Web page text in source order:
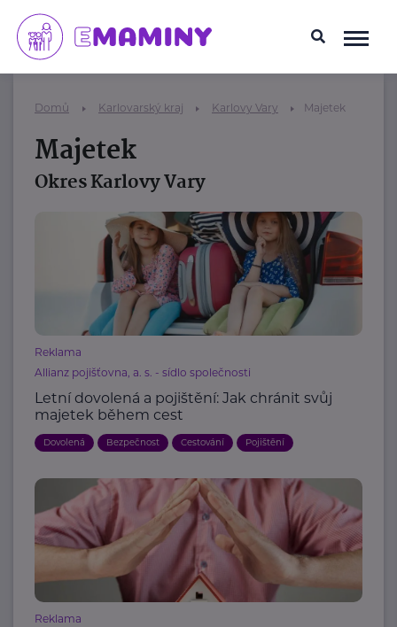
Domů Karlovarský kraj Karlovy Vary Majetek
Majetek
Okres Karlovy Vary
Reklama
Allianz pojišťovna, a. s. - sídlo společnosti
Letní dovolená a pojištění: Jak chránit svůj
majetek během cest
Dovolená Bezpečnost Cestování Pojištění
Reklama